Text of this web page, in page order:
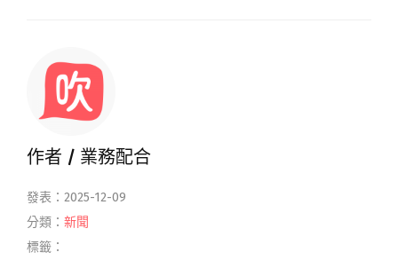
作者 / 業務配合
發表：2025-12-09
分類： 新聞
標籤：